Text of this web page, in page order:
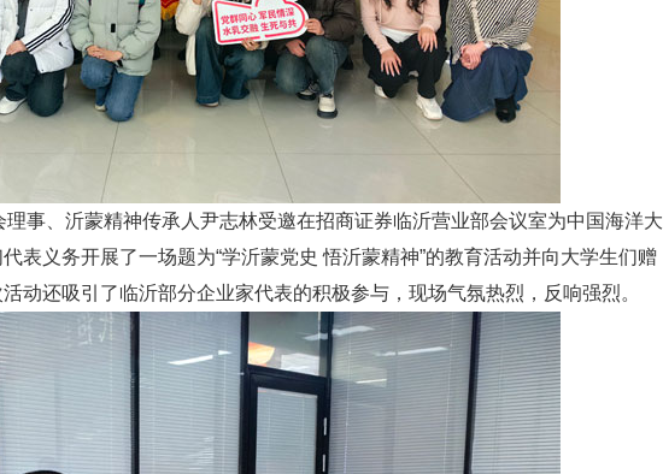
事、沂蒙精神传承人尹志林受邀在招商证券临沂营业部会议室为中国海洋大
表义务开展了一场题为“学沂蒙党史 悟沂蒙精神”的教育活动并向大学生们赠
动还吸引了临沂部分企业家代表的积极参与，现场气氛热烈，反响强烈。